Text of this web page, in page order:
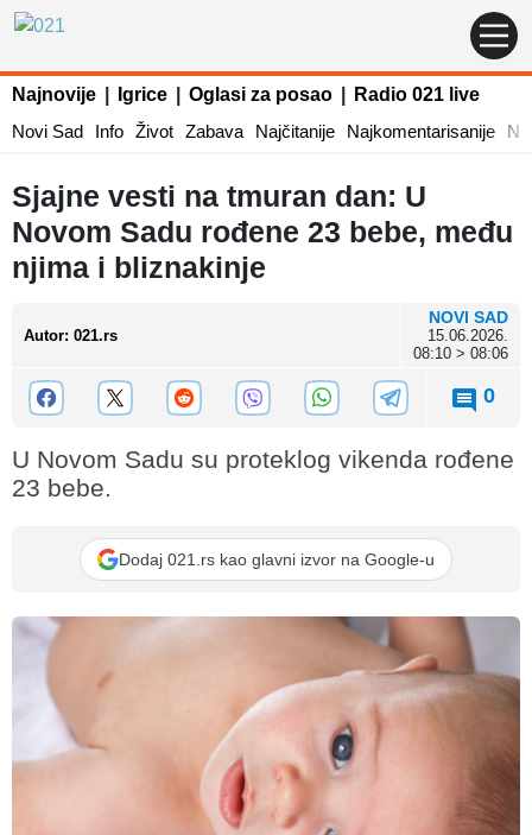
Najnovije Igrice Oglasi za posao
Radio 021 live
Novi Sad
Info Život Zabava Najčitanije Najkomentarisanije
Sjajne vesti na tmuran dan: U
Novom Sadu rođene 23 bebe, među
njima i bliznakinje
Autor: 021.rs
NOVI SAD
15.06.2026.
08:10 > 08:06
0
U Novom Sadu su proteklog vikenda rođene
23 bebe.
Dodaj 021.rs kao glavni izvor na Google-u